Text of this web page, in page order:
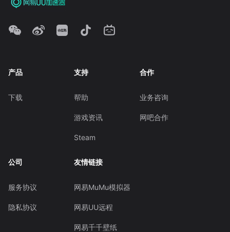
产品
下载
支持
帮助
游戏资讯
Steam
合作
业务咨询
网吧合作
公司
服务协议
隐私协议
友情链接
网易MuMu模拟器
网易UU远程
网易千千壁纸